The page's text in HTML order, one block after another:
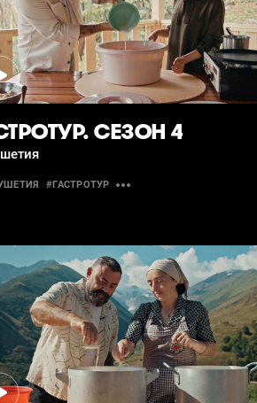
СЕЗОН 4
#ГАСТРОТУР